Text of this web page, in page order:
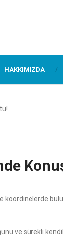
HAKKIMIZDA
ve sürekli